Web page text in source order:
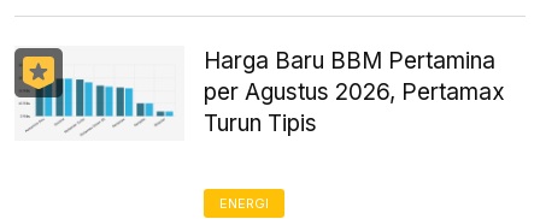
Harga Baru BBM Pertamina
per Agustus 2026, Pertamax
Turun Tipis
ENERGI